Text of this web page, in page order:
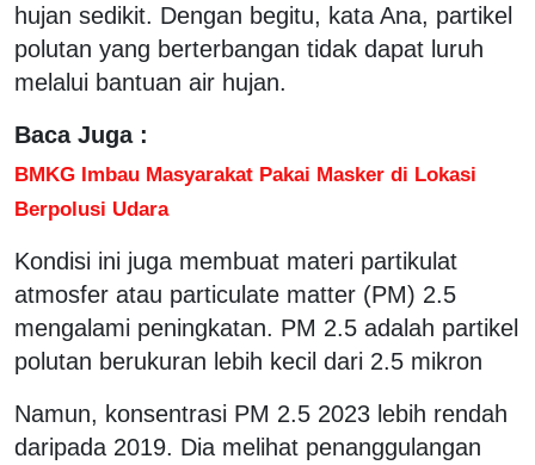
hujan sedikit. Dengan begitu, kata Ana, partikel
polutan yang berterbangan tidak dapat luruh
melalui bantuan air hujan.
Baca Juga :
BMKG Imbau Masyarakat Pakai Masker di Lokasi
Berpolusi Udara
Kondisi ini juga membuat materi partikulat
atmosfer atau particulate matter (PM) 2.5
mengalami peningkatan. PM 2.5 adalah partikel
polutan berukuran lebih kecil dari 2.5 mikron
Namun, konsentrasi PM 2.5 2023 lebih rendah
daripada 2019. Dia melihat penanggulangan